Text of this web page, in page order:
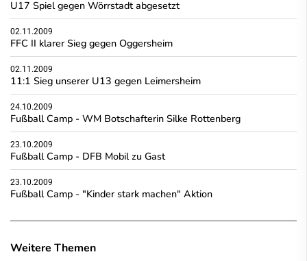
U17 Spiel gegen Wörrstadt abgesetzt
02.11.2009
FFC II klarer Sieg gegen Oggersheim
02.11.2009
11:1 Sieg unserer U13 gegen Leimersheim
24.10.2009
Fußball Camp - WM Botschafterin Silke Rottenberg
23.10.2009
Fußball Camp - DFB Mobil zu Gast
23.10.2009
Fußball Camp - "Kinder stark machen" Aktion
Weitere Themen